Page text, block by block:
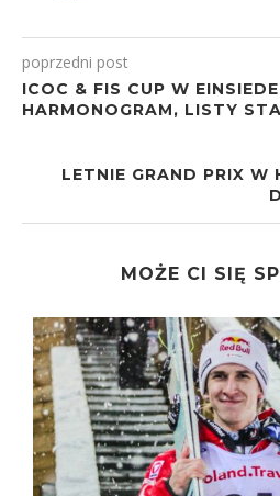
poprzedni post
ICOC & FIS CUP W
HARMONOGRAM, LISTY
LETNIE GRAND PRIX W
MOŻE CI SIĘ